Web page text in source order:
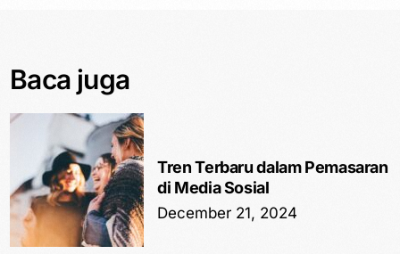
Baca juga
Tren Terbaru dalam Pemasaran
di Media Sosial
December 21, 2024